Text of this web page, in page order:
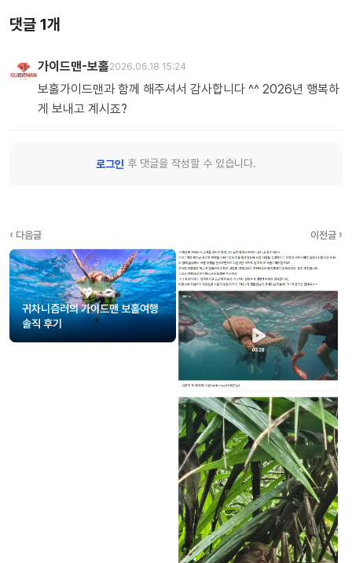
댓글 1개
가이드맨-보홀2026.06.18 15:24
보홀가이드맨과 함께 해주셔서 감사합니다 ^^ 2026년 행복하
게 보내고 계시죠?
로그인 후 댓글을 작성할 수 있습니다.
‹ 다음글
귀차니즘러의 가이드맨 보홀여행
솔직 후기
이전글 ›